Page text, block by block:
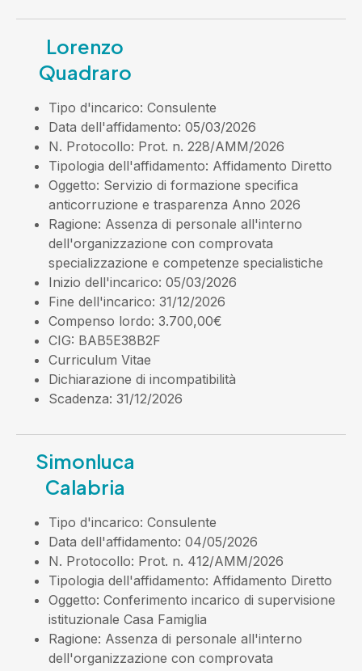
Lorenzo
Quadraro
Tipo d'incarico: Consulente
Data dell'affidamento: 05/03/2026
N. Protocollo: Prot. n. 228/AMM/2026
Tipologia dell'affidamento: Affidamento Diretto
Oggetto: Servizio di formazione specifica
anticorruzione e trasparenza Anno 2026
Ragione: Assenza di personale all'interno
dell'organizzazione con comprovata
specializzazione e competenze specialistiche
Inizio dell'incarico: 05/03/2026
Fine dell'incarico: 31/12/2026
Compenso lordo: 3.700,00€
CIG: BAB5E38B2F
Curriculum Vitae
Dichiarazione di incompatibilità
Scadenza: 31/12/2026
Simonluca
Calabria
Tipo d'incarico: Consulente
Data dell'affidamento: 04/05/2026
N. Protocollo: Prot. n. 412/AMM/2026
Tipologia dell'affidamento: Affidamento Diretto
Oggetto: Conferimento incarico di supervisione
istituzionale Casa Famiglia
Ragione: Assenza di personale all'interno
dell'organizzazione con comprovata